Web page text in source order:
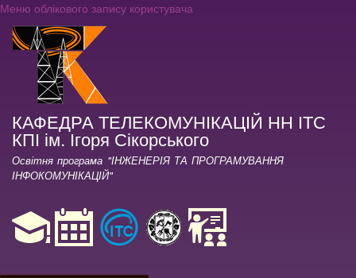
Перейти
Меню облікового запису користувача
КАФЕДРА ТЕЛЕКОМУНІКАЦІЙ НН ІТС
КПІ ім. Ігоря Сікорського
Освітня програма "ІНЖЕНЕРІЯ ТА ПРОГРАМУВАННЯ
ІНФОКОМУНІКАЦІЙ"